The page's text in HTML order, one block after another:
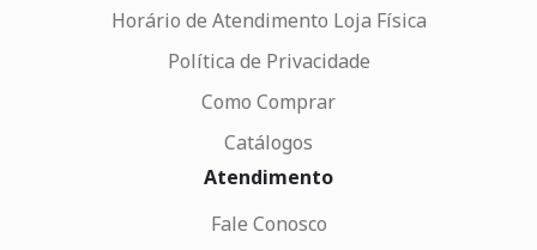
Horário de Atendimento Loja Física
Política de Privacidade
Como Comprar
Catálogos
Atendimento
Fale Conosco